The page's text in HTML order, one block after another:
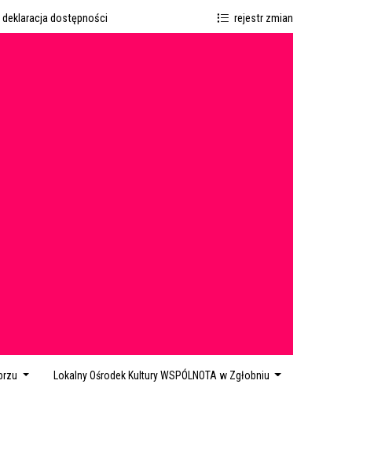
deklaracja dostępności rejestr zmian
Lokalny Ośrodek Kultury WSPÓLNOTA w Zgłobniu